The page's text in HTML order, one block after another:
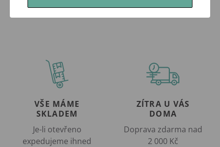
VŠE MÁME
SKLADEM
Je-li otevřeno
expedujeme ihned
ZÍTRA U VÁS
DOMA
Doprava zdarma nad
2 000 Kč